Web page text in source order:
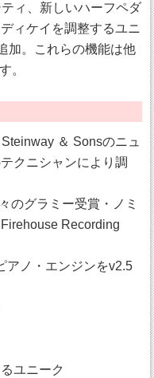
ィ、新しいハーフペダ
ィケイを調整するユニ
加。これらの機能は他
。
＆ Sonsのニュ
クニシャンにより調
のグラミー受賞・ノミ
Recording
アノ・エンジンをv2.5
ユニーク